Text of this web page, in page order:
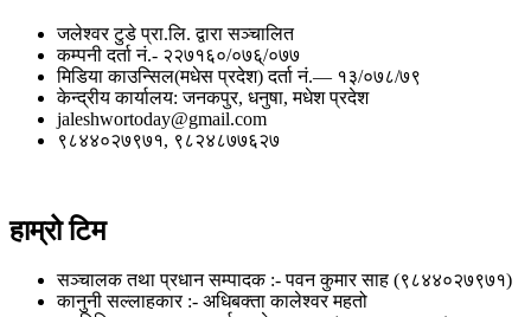
जलेश्वर टुडे प्रा.लि. द्वारा सञ्चालित
कम्पनी दर्ता नं.- २२७१६०/०७६्/०७७
मिडिया काउन्सिल(मधेस प्रदेश) दर्ता नं.— १३/०७८/७९
केन्द्रीय कार्यालय: जनकपुर, धनुषा, मधेश प्रदेश
jaleshwortoday@gmail.com
९८४४०२७९७१, ९८२४८७७६२७
हाम्रो टिम
सञ्चालक तथा प्रधान सम्पादक :- पवन कुमार साह (९८४४०२७९७१)
कानुनी सल्लाहकार :- अधिबक्ता कालेश्वर महतो